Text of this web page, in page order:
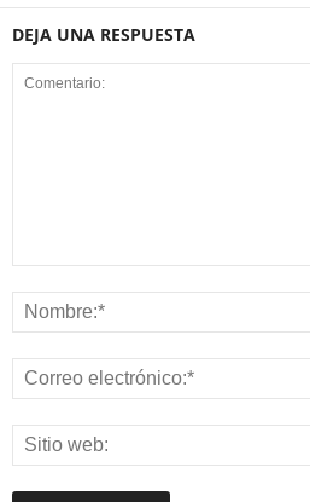
DEJA UNA RESPUESTA